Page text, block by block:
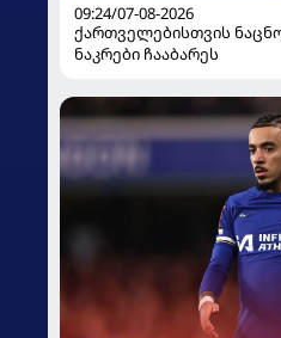
09:24/07-08-2026
ქართველებისთვის
ნაკრები ჩააბარეს